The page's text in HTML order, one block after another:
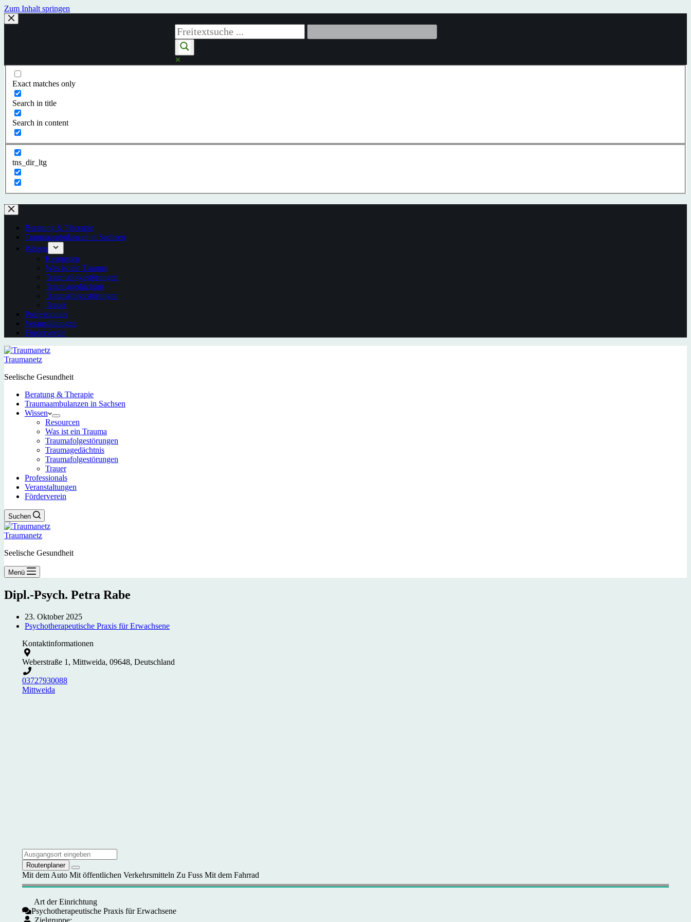
Zum Inhalt springen
Exact matches only
Search in title
Search in content
tns_dir_ltg
Beratung & Therapie
Traumaambulanzen in Sachsen
Wissen
Resourcen
Was ist ein Trauma
Traumafolgestörungen
Traumagedächtnis
Traumafolgestörungen
Trauer
Professionals
Veranstaltungen
Förderverein
Traumanetz
Seelische Gesundheit
Beratung & Therapie
Traumaambulanzen in Sachsen
Wissen
Resourcen
Was ist ein Trauma
Traumafolgestörungen
Traumagedächtnis
Traumafolgestörungen
Trauer
Professionals
Veranstaltungen
Förderverein
Suchen
Traumanetz
Seelische Gesundheit
Menü
Dipl.-Psych. Petra Rabe
23. Oktober 2025
Psychotherapeutische Praxis für Erwachsene
Kontaktinformationen
Weberstraße 1, Mittweida, 09648, Deutschland
03727930088
Mittweida
Routenplaner
Mit dem Auto Mit öffentlichen Verkehrsmitteln Zu Fuss Mit dem Fahrrad
Art der Einrichtung
Psychotherapeutische Praxis für Erwachsene
Zielgruppe: